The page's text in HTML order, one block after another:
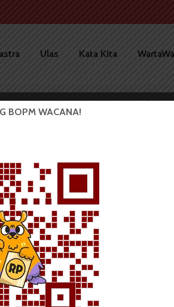
Ulas Kata Kita
Kegiatan...
2025 2 menit waktu baca
BOPM WACANA!